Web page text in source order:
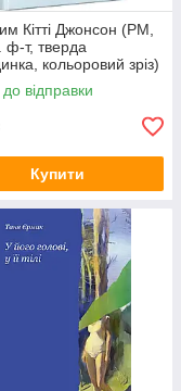
Кітті Джонсон (РМ,
ф-т, тверда
кольоровий зріз)
відправки
Купити